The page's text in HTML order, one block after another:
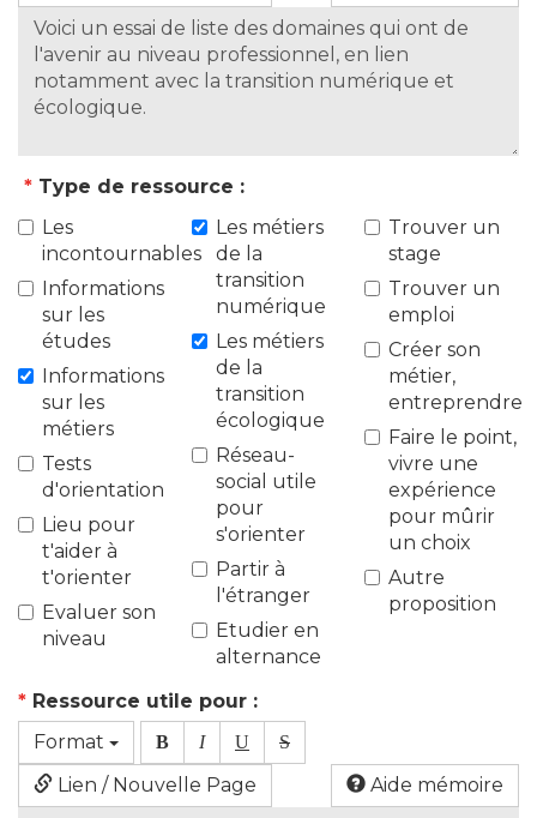
* Type de ressource :
Les
incontournables
Informations
sur les
études
Informations
sur les
métiers
Tests
d'orientation
Lieu pour
t'aider à
t'orienter
Evaluer son
niveau
Les métiers
de la
transition
numérique
Les métiers
de la
transition
écologique
Réseau-
social utile
pour
s'orienter
Partir à
l'étranger
Etudier en
alternance
Trouver un
stage
Trouver un
emploi
Créer son
métier,
entreprendre
Faire le point,
vivre une
expérience
pour mûrir
un choix
Autre
proposition
* Ressource utile pour :
Format
B I U S
Lien / Nouvelle Page Aide mémoire